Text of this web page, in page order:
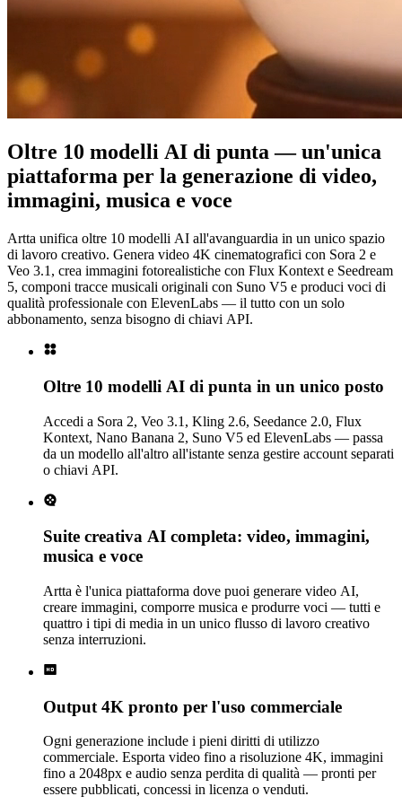
Oltre 10 modelli AI di punta — un'unica
piattaforma per la generazione di video,
immagini, musica e voce
Artta unifica oltre 10 modelli AI all'avanguardia in un unico spazio
di lavoro creativo. Genera video 4K cinematografici con Sora 2 e
Veo 3.1, crea immagini fotorealistiche con Flux Kontext e Seedream
5, componi tracce musicali originali con Suno V5 e produci voci di
qualità professionale con ElevenLabs — il tutto con un solo
abbonamento, senza bisogno di chiavi API.
Oltre 10 modelli AI di punta in un unico posto
Accedi a Sora 2, Veo 3.1, Kling 2.6, Seedance 2.0, Flux
Kontext, Nano Banana 2, Suno V5 ed ElevenLabs — passa
da un modello all'altro all'istante senza gestire account separati
o chiavi API.
Suite creativa AI completa: video, immagini,
musica e voce
Artta è l'unica piattaforma dove puoi generare video AI,
creare immagini, comporre musica e produrre voci — tutti e
quattro i tipi di media in un unico flusso di lavoro creativo
senza interruzioni.
Output 4K pronto per l'uso commerciale
Ogni generazione include i pieni diritti di utilizzo
commerciale. Esporta video fino a risoluzione 4K, immagini
fino a 2048px e audio senza perdita di qualità — pronti per
essere pubblicati, concessi in licenza o venduti.